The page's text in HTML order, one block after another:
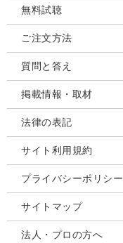
無料試聴
ご注文方法
質問と答え
掲載情報・取材
法律の表記
サイト利用規約
プライバシーポリシー
サイトマップ
法人・プロの方へ